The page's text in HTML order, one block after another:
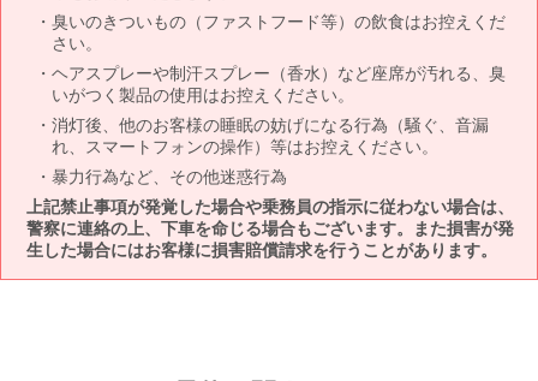
臭いのきついもの（ファストフード等）の飲食はお控えくだ
さい。
ヘアスプレーや制汗スプレー（香水）など座席が汚れる、臭
いがつく製品の使用はお控えください。
消灯後、他のお客様の睡眠の妨げになる行為（騒ぐ、音漏
れ、スマートフォンの操作）等はお控えください。
暴力行為など、その他迷惑行為
上記禁止事項が発覚した場合や乗務員の指示に従わない場合は、
警察に連絡の上、下車を命じる場合もございます。また損害が発
生した場合にはお客様に損害賠償請求を行うことがあります。